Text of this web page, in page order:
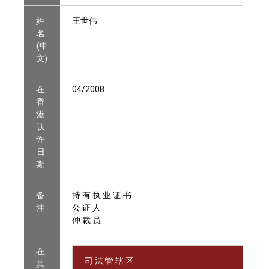
姓
名
(中
文)
王世伟
在
香
港
认
许
日
期
04/2008
备
注
持 有 执 业 证 书
公 证 人
仲 裁 员
在
其
司 法 管 辖 区